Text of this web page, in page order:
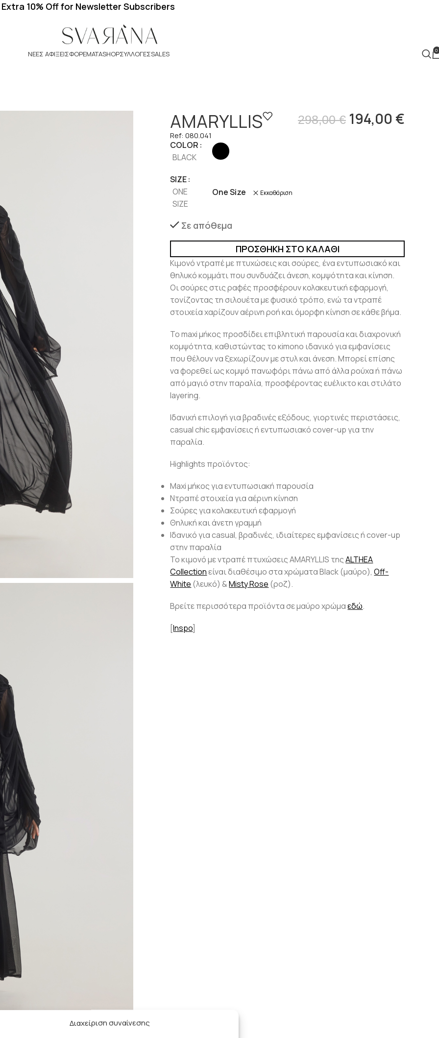
Διαχείριση συναίνεσης
ΝΈΕΣ ΑΦΊΞΕΙΣΦΟΡΈΜΑΤΑSHOPΣΥΛΛΟΓΕΣSALES 0
AMARYLLIS 298,00€ 194,00 €
Ref: 080.041
COLOR
BLACK
SIZE
ONE
SIZE
One Size Εκκαθάριση
Σε απόθεμα
ΠΡΟΣΘΉΚΗ ΣΤΟ ΚΑΛΆΘΙ
Κιμονό ντραπέ με πτυχώσεις και σούρες, ένα εντυπωσιακό και
θηλυκό κομμάτι που συνδυάζει άνεση, κομψότητα και κίνηση.
Οι σούρες στις ραφές προσφέρουν κολακευτική εφαρμογή,
τονίζοντας τη σιλουέτα με φυσικό τρόπο, ενώ τα ντραπέ
στοιχεία χαρίζουν αέρινη ροή και όμορφη κίνηση σε κάθε βήμα.
Το maxi μήκος προσδίδει επιβλητική παρουσία και διαχρονική
κομψότητα, καθιστώντας το κimono ιδανικό για εμφανίσεις
που θέλουν να ξεχωρίζουν με στυλ και άνεση. Μπορεί επίσης
να φορεθεί ως κομψό πανωφόρι πάνω από άλλα ρούχα ή πάνω
από μαγιό στην παραλία, προσφέροντας ευέλικτο και στιλάτο
layering.
Ιδανική επιλογή για βραδινές εξόδους, γιορτινές περιστάσεις,
casual chic εμφανίσεις ή εντυπωσιακό cover-up για την
παραλία.
Highlights προϊόντος:
Maxi μήκος για εντυπωσιακή παρουσία
Ντραπέ στοιχεία για αέρινη κίνηση
Σούρες για κολακευτική εφαρμογή
Θηλυκή και άνετη γραμμή
Ιδανικό για casual, βραδινές, ιδιαίτερες εμφανίσεις ή cover-up
στην παραλία
Το κιμονό με ντραπέ πτυχώσειςAMARYLLIS τηςALTHEA
Collectionείναι διαθέσιμο στα χρώματα Black (μαύρο),Off-
White (λευκό) &Misty Rose (ροζ).
Βρείτε περισσότερα προϊόντα σε μαύρο χρώμαεδώ.
[Inspo]
10% Off for Newsletter Subscribers